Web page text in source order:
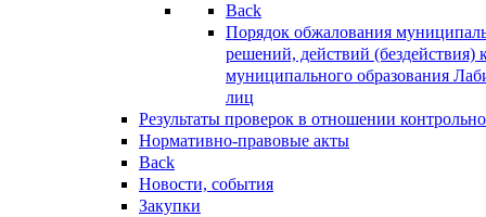
Back
Порядок обжалования
решений, действий (бездействия)
муниципального образования
лиц
Результаты проверок в отношении
Нормативно-правовые акты
Back
Новости, события
Закупки